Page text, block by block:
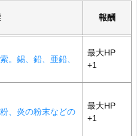
報酬
。錫、鉛、亜鉛、
最大HP
+1
、炎の粉末などの
最大HP
+1